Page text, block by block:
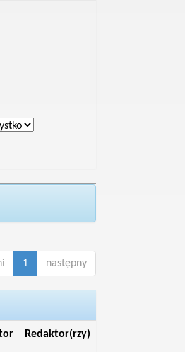
1 następny
Redaktor(rzy)